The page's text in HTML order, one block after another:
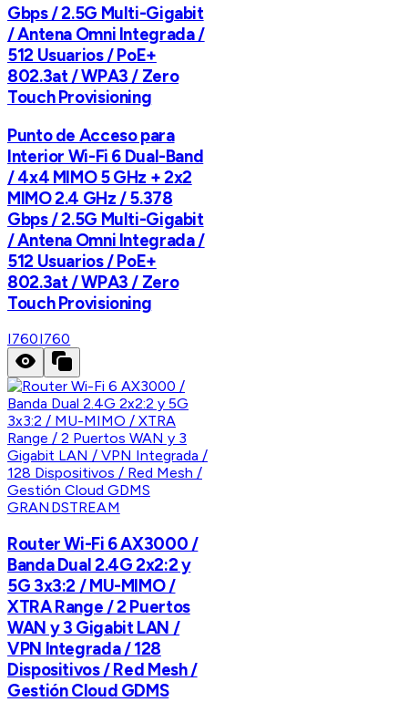
Gbps / 2.5G Multi-Gigabit
/ Antena Omni Integrada /
512 Usuarios / PoE+
802.3at / WPA3 / Zero
Touch Provisioning
Punto de Acceso para
Interior Wi-Fi 6 Dual-Band
/ 4x4 MIMO 5 GHz + 2x2
MIMO 2.4 GHz / 5.378
Gbps / 2.5G Multi-Gigabit
/ Antena Omni Integrada /
512 Usuarios / PoE+
802.3at / WPA3 / Zero
Touch Provisioning
I760I760
GRANDSTREAM
Router Wi-Fi 6 AX3000 /
Banda Dual 2.4G 2x2:2 y
5G 3x3:2 / MU-MIMO /
XTRA Range / 2 Puertos
WAN y 3 Gigabit LAN /
VPN Integrada / 128
Dispositivos / Red Mesh /
Gestión Cloud GDMS